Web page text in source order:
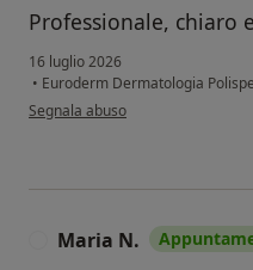
Professionale, chiaro
16 luglio 2026
• Euroderm Dermatologia
secondo l'opinione dell'utente
Segnala abuso
Maria N.